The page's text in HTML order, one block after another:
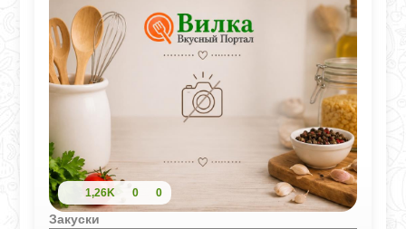
1,26K 0 0
Закуски